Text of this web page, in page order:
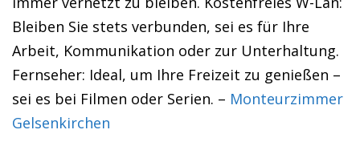
Bleiben Sie stets verbunden, sei es für Ihre
Arbeit, Kommunikation oder zur Unterhaltung.
Fernseher: Ideal, um Ihre Freizeit zu genießen –
sei es bei Filmen oder Serien. – Monteurzimmer
Gelsenkirchen